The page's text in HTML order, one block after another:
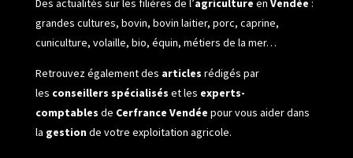
Des actualités sur les filières de l’agriculture en Vendée :
grandes cultures, bovin, bovin laitier, porc, caprine,
cuniculture, volaille, bio, équin, métiers de la mer…
Retrouvez également des articles rédigés par
les conseillers spécialisés et les experts-
comptables de Cerfrance Vendée pour vous aider dans
la gestionde votre exploitation agricole.